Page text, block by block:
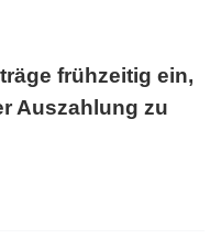
frühzeitig ein,
Auszahlung zu